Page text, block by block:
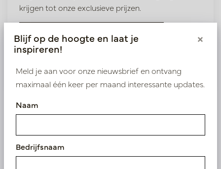
krijgen tot onze exclusieve prijzen.
Bestaande klant? Log hier in
Vergelijkbare
Blijf op de hoogte en laat je
inspireren!
×
Meld je aan voor onze nieuwsbrief en ontvang
maximaal één keer per maand interessante updates.
Naam
Bedrijfsnaam